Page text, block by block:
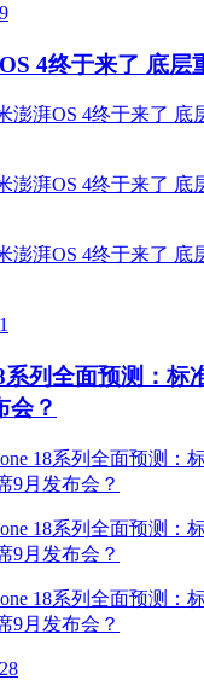
4终于来了 底层
系列全面预测：标
会？